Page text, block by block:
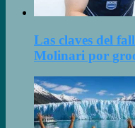
Las claves del
Molinari por